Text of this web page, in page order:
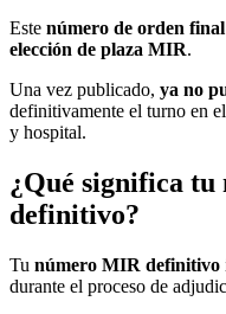
Este número de orden final
elección de plaza MIR.
Una vez publicado, ya no
definitivamente el turno en
y hospital.
¿Qué significa tu
definitivo?
Tu número MIR definitivo
durante el proceso de